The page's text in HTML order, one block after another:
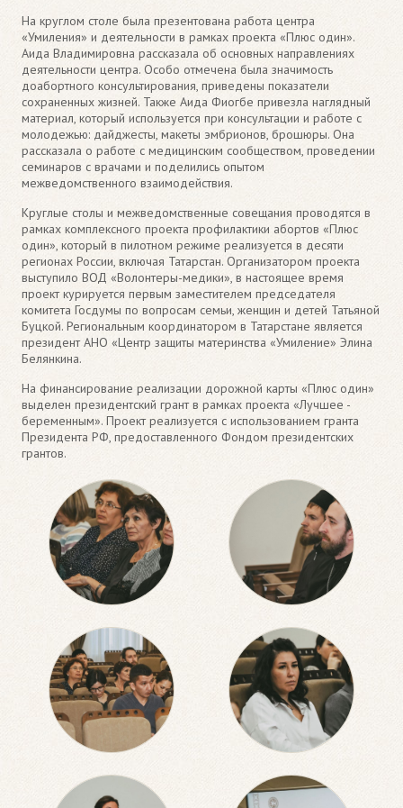
На круглом столе была презентована работа центра
«Умиления» и деятельности в рамках проекта «Плюс один».
Аида Владимировна рассказала об основных направлениях
деятельности центра. Особо отмечена была значимость
доабортного консультирования, приведены показатели
сохраненных жизней. Также Аида Фиогбе привезла наглядный
материал, который используется при консультации и работе с
молодежью: дайджесты, макеты эмбрионов, брошюры. Она
рассказала о работе с медицинским сообществом, проведении
семинаров с врачами и поделились опытом
межведомственного взаимодействия.
Круглые столы и межведомственные совещания проводятся в
рамках комплексного проекта профилактики абортов «Плюс
один», который в пилотном режиме реализуется в десяти
регионах России, включая Татарстан. Организатором проекта
выступило ВОД «Волонтеры-медики», в настоящее время
проект курируется первым заместителем председателя
комитета Госдумы по вопросам семьи, женщин и детей Татьяной
Буцкой. Региональным координатором в Татарстане является
президент АНО «Центр защиты материнства «Умиление» Элина
Белянкина.
На финансирование реализации дорожной карты «Плюс один»
выделен президентский грант в рамках проекта «Лучшее -
беременным». Проект реализуется с использованием гранта
Президента РФ, предоставленного Фондом президентских
грантов.